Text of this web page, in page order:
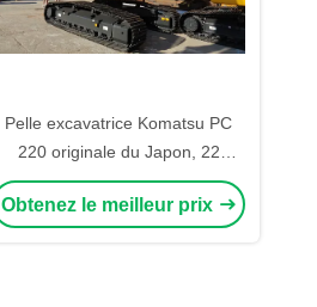
Pelle excavatrice Komatsu PC
220 originale du Japon, 22
tonnes, grande pelle, prix bon
marché, bon état
Obtenez le meilleur prix